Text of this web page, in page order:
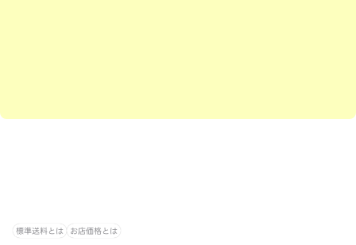
標準送料とは お店価格とは